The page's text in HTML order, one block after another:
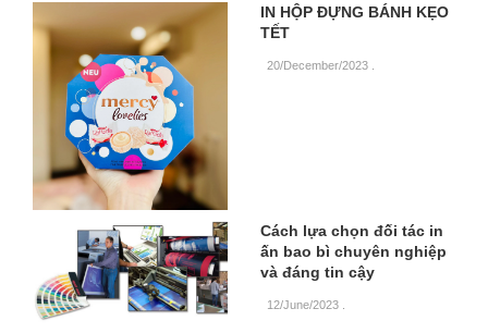
IN HỘP ĐỰNG BÁNH KẸO
TẾT
20/December/2023
Cách lựa chọn đối tác in
ấn bao bì chuyên nghiệp
và đáng tin cậy
12/June/2023